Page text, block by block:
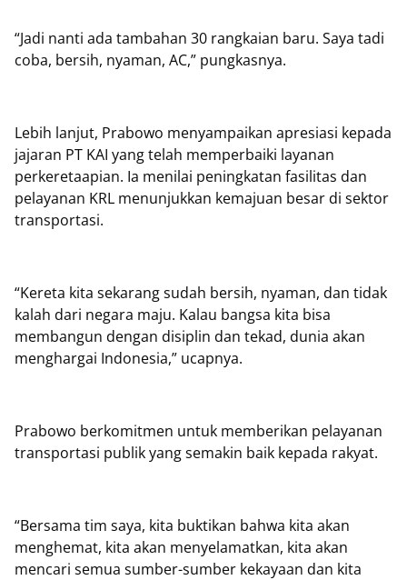
“Jadi nanti ada tambahan 30 rangkaian baru. Saya tadi
coba, bersih, nyaman, AC,” pungkasnya.
Lebih lanjut, Prabowo menyampaikan apresiasi kepada
jajaran PT KAI yang telah memperbaiki layanan
perkeretaapian. Ia menilai peningkatan fasilitas dan
pelayanan KRL menunjukkan kemajuan besar di sektor
transportasi.
“Kereta kita sekarang sudah bersih, nyaman, dan tidak
kalah dari negara maju. Kalau bangsa kita bisa
membangun dengan disiplin dan tekad, dunia akan
menghargai Indonesia,” ucapnya.
Prabowo berkomitmen untuk memberikan pelayanan
transportasi publik yang semakin baik kepada rakyat.
“Bersama tim saya, kita buktikan bahwa kita akan
menghemat, kita akan menyelamatkan, kita akan
mencari semua sumber-sumber kekayaan dan kita